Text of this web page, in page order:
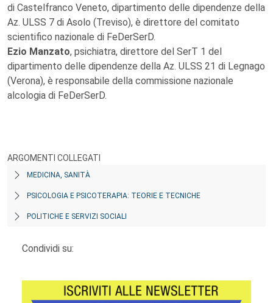
di Castelfranco Veneto, dipartimento delle dipendenze della
Az. ULSS 7 di Asolo (Treviso), è direttore del comitato
scientifico nazionale di FeDerSerD.
Ezio Manzato, psichiatra, direttore del SerT 1 del
dipartimento delle dipendenze della Az. ULSS 21 di Legnago
(Verona), è responsabile della commissione nazionale
alcologia di FeDerSerD.
ARGOMENTI COLLEGATI
MEDICINA, SANITÀ
PSICOLOGIA E PSICOTERAPIA: TEORIE E TECNICHE
POLITICHE E SERVIZI SOCIALI
Condividi su: